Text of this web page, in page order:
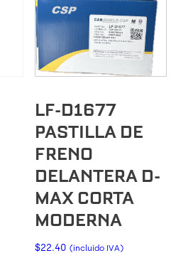
LF-D1677
PASTILLA DE
FRENO
DELANTERA D-
MAX CORTA
MODERNA
$22.40 (incluido IVA)